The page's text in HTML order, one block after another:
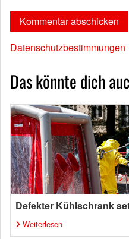
Datenschutzbestimmungen
Das könnte dich
Defekter Kühlschrank
Weiterlesen